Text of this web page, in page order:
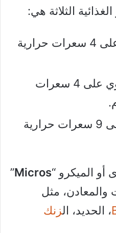
الثلاثة هي:
تحتوي على 4 سعرات حرارية
تحتوي على 4 سعرات
تحتوي على 9 سعرات حرارية
أو الميكرو “Micros
”
والمعادن، مثل
، الحديد، الزنك